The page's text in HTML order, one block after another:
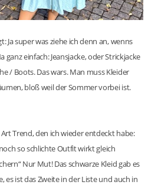
Ja super was ziehe ich denn an, wenns
ganz einfach: Jeansjacke, oder Strickjacke
/ Boots. Das wars. Man muss Kleider
bloß weil der Sommer vorbei ist.
Trend, den ich wieder entdeckt habe:
so schlichte Outfit wirkt gleich
Nur Mut! Das schwarze Kleid gab es
es ist das Zweite in der Liste und auch in